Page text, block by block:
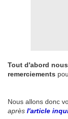
Tout d'abord
remerciements
Nous allons donc
après l'article